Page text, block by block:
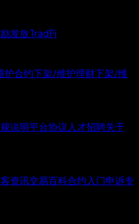
发放TradFi
护合约下架/维护理财下架/维
说明平台协议人才招聘关于
资讯交易百科合约入门申诉专